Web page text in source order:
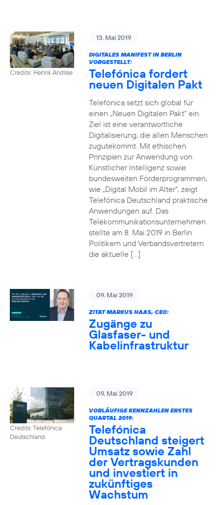
Credits: Henrik Andree
13. Mai 2019
DIGITALES MANIFEST IN BERLIN
VORGESTELLT:
Telefónica fordert
neuen Digitalen Pakt
Telefónica setzt sich global für
einen „Neuen Digitalen Pakt“ ein.
Ziel ist eine verantwortliche
Digitalisierung, die allen Menschen
zugutekommt. Mit ethischen
Prinzipien zur Anwendung von
Künstlicher Intelligenz sowie
bundesweiten Förderprogrammen,
wie „Digital Mobil im Alter“, zeigt
Telefónica Deutschland praktische
Anwendungen auf. Das
Telekommunikationsunternehmen
stellte am 8. Mai 2019 in Berlin
Politikern und Verbandsvertretern
die aktuelle […]
09. Mai 2019
ZITAT MARKUS HAAS, CEO:
Zugänge zu
Glasfaser- und
Kabelinfrastruktur
Credits: Telefónica
Deutschland
09. Mai 2019
VORLÄUFIGE KENNZAHLEN ERSTES
QUARTAL 2019:
Telefónica
Deutschland steigert
Umsatz sowie Zahl
der Vertragskunden
und investiert in
zukünftiges
Wachstum